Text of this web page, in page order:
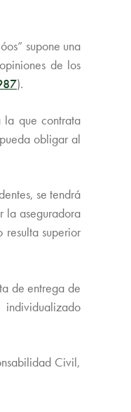
supone una
de los
).
la que contrata
obligar al
se tendrá
la aseguradora
superior
de entrega de
Civil,